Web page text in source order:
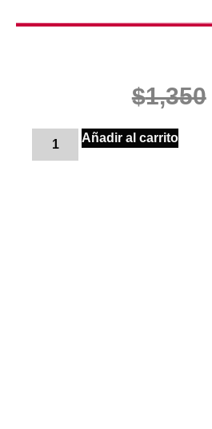
$1,350
Añadir al carrito